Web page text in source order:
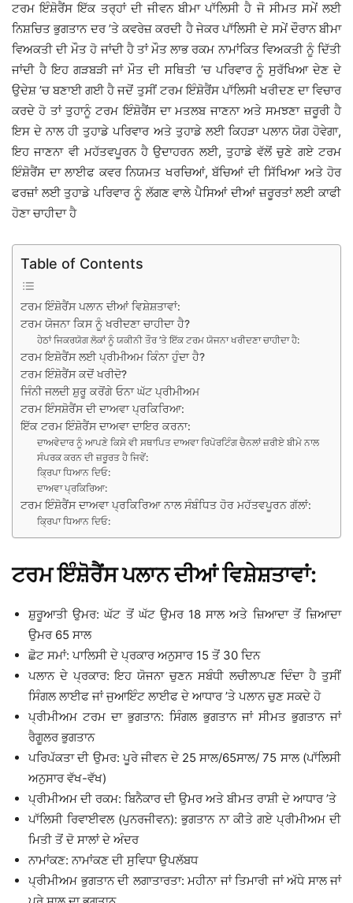
ਟਰਮ ਇੰਸ਼ੋਰੈਂਸ ਇੱਕ ਤਰ੍ਹਾਂ ਦੀ ਜੀਵਨ ਬੀਮਾ ਪਾੱਲਿਸੀ ਹੈ ਜੋ ਸੀਮਤ ਸਮੇਂ ਲਈ
ਨਿਸ਼ਚਿਤ ਭੁਗਤਾਨ ਦਰ ’ਤੇ ਕਵਰੇਜ਼ ਕਰਦੀ ਹੈ ਜੇਕਰ ਪਾੱਲਿਸੀ ਦੇ ਸਮੇਂ ਦੌਰਾਨ ਬੀਮਾ
ਵਿਅਕਤੀ ਦੀ ਮੌਤ ਹੋ ਜਾਂਦੀ ਹੈ ਤਾਂ ਮੌਤ ਲਾਭ ਰਕਮ ਨਾਮਾਂਕਿਤ ਵਿਅਕਤੀ ਨੂੰ ਦਿੱਤੀ
ਜਾਂਦੀ ਹੈ ਇਹ ਗੜਬੜੀ ਜਾਂ ਮੌਤ ਦੀ ਸਥਿਤੀ ’ਚ ਪਰਿਵਾਰ ਨੂੰ ਸੁਰੱਖਿਆ ਦੇਣ ਦੇ
ਉਦੇਸ਼ ’ਚ ਬਣਾਈ ਗਈ ਹੈ ਜਦੋਂ ਤੁਸੀਂ ਟਰਮ ਇੰਸ਼ੋਰੈਂਸ ਪਾੱਲਿਸੀ ਖਰੀਦਣ ਦਾ ਵਿਚਾਰ
ਕਰਦੇ ਹੋ ਤਾਂ ਤੁਹਾਨੂੰ ਟਰਮ ਇੰਸ਼ੋਰੈਂਸ ਦਾ ਮਤਲਬ ਜਾਣਨਾ ਅਤੇ ਸਮਝਣਾ ਜ਼ਰੂਰੀ ਹੈ
ਇਸ ਦੇ ਨਾਲ ਹੀ ਤੁਹਾਡੇ ਪਰਿਵਾਰ ਅਤੇ ਤੁਹਾਡੇ ਲਈ ਕਿਹੜਾ ਪਲਾਨ ਯੋਗ ਹੋਵੇਗਾ,
ਇਹ ਜਾਣਨਾ ਵੀ ਮਹੱਤਵਪੂਰਨ ਹੈ ਉਦਾਹਰਨ ਲਈ, ਤੁਹਾਡੇ ਵੱਲੋਂ ਚੁਣੇ ਗਏ ਟਰਮ
ਇੰਸ਼ੋਰੈਂਸ ਦਾ ਲਾਈਫ ਕਵਰ ਨਿਯਮਤ ਖਰਚਿਆਂ, ਬੱਚਿਆਂ ਦੀ ਸਿੱਖਿਆ ਅਤੇ ਹੋਰ
ਫਰਜ਼ਾਂ ਲਈ ਤੁਹਾਡੇ ਪਰਿਵਾਰ ਨੂੰ ਲੱਗਣ ਵਾਲੇ ਪੈਸਿਆਂ ਦੀਆਂ ਜ਼ਰੂਰਤਾਂ ਲਈ ਕਾਫੀ
ਹੋਣਾ ਚਾਹੀਦਾ ਹੈ
Table of Contents
ਟਰਮ ਇੰਸ਼ੋਰੈਂਸ ਪਲਾਨ ਦੀਆਂ ਵਿਸ਼ੇਸ਼ਤਾਵਾਂ:
ਟਰਮ ਯੋਜਨਾ ਕਿਸ ਨੂੰ ਖਰੀਦਣਾ ਚਾਹੀਦਾ ਹੈ?
ਹੇਠਾਂ ਜਿਕਰਯੋਗ ਲੋਕਾਂ ਨੂੰ ਯਕੀਨੀ ਤੌਰ ’ਤੇ ਇੱਕ ਟਰਮ ਯੋਜਨਾ ਖਰੀਦਣਾ ਚਾਹੀਦਾ ਹੈ:
ਟਰਮ ਇਸ਼ੋਰੈਂਸ ਲਈ ਪ੍ਰੀਮੀਅਮ ਕਿੰਨਾ ਹੁੰਦਾ ਹੈ?
ਟਰਮ ਇੰਸ਼ੋਰੈਂਸ ਕਦੋਂ ਖਰੀਦੋ?
ਜਿੰਨੀ ਜਲਦੀ ਸ਼ੁਰੂ ਕਰੋਂਗੇ ਓਨਾ ਘੱਟ ਪ੍ਰੀਮੀਅਮ
ਟਰਮ ਇੰਸਸ਼ੋਰੈਂਸ ਦੀ ਦਾਅਵਾ ਪ੍ਰਕਿਰਿਆ:
ਇੱਕ ਟਰਮ ਇੰਸ਼ੋਰੈਂਸ ਦਾਅਵਾ ਦਾਇਰ ਕਰਨਾ:
ਦਾਅਵੇਦਾਰ ਨੂੰ ਆਪਣੇ ਕਿਸੇ ਵੀ ਸਥਾਪਿਤ ਦਾਅਵਾ ਰਿਪੋਰਟਿੰਗ ਚੈਨਲਾਂ ਜ਼ਰੀਏ ਬੀਮੇ ਨਾਲ
ਸੰਪਰਕ ਕਰਨ ਦੀ ਜ਼ਰੂਰਤ ਹੈ ਜਿਵੇਂ:
ਕ੍ਰਿਪਾ ਧਿਆਨ ਦਿਓ:
ਦਾਅਵਾ ਪ੍ਰਕਿਰਿਆ:
ਟਰਮ ਇੰਸ਼ੋਰੈਂਸ ਦਾਅਵਾ ਪ੍ਰਕਿਰਿਆ ਨਾਲ ਸੰਬੰਧਿਤ ਹੋਰ ਮਹੱਤਵਪੂਰਨ ਗੱਲਾਂ:
ਕ੍ਰਿਪਾ ਧਿਆਨ ਦਿਓ:
ਟਰਮ ਇੰਸ਼ੋਰੈਂਸ ਪਲਾਨ ਦੀਆਂ ਵਿਸ਼ੇਸ਼ਤਾਵਾਂ:
ਸ਼ੁਰੂਆਤੀ ਉਮਰ: ਘੱਟ ਤੋਂ ਘੱਟ ਉਮਰ 18 ਸਾਲ ਅਤੇ ਜ਼ਿਆਦਾ ਤੋਂ ਜ਼ਿਆਦਾ
ਉਮਰ 65 ਸਾਲ
ਛੋਟ ਸਮਾਂ: ਪਾਲਿਸੀ ਦੇ ਪ੍ਰਕਾਰ ਅਨੁਸਾਰ 15 ਤੋਂ 30 ਦਿਨ
ਪਲਾਨ ਦੇ ਪ੍ਰਕਾਰ: ਇਹ ਯੋਜਨਾ ਚੁਣਨ ਸਬੰਧੀ ਲਚੀਲਾਪਣ ਦਿੰਦਾ ਹੈ ਤੁਸੀਂ
ਸਿੰਗਲ ਲਾਈਫ ਜਾਂ ਜੁਆਇੰਟ ਲਾਈਫ ਦੇ ਆਧਾਰ ’ਤੇ ਪਲਾਨ ਚੁਣ ਸਕਦੇ ਹੋ
ਪ੍ਰੀਮੀਅਮ ਟਰਮ ਦਾ ਭੁਗਤਾਨ: ਸਿੰਗਲ ਭੁਗਤਾਨ ਜਾਂ ਸੀਮਤ ਭੁਗਤਾਨ ਜਾਂ
ਰੈਗੂਲਰ ਭੁਗਤਾਨ
ਪਰਿਪੱਕਤਾ ਦੀ ਉਮਰ: ਪੂਰੇ ਜੀਵਨ ਦੇ 25 ਸਾਲ/65ਸਾਲ/ 75 ਸਾਲ (ਪਾੱਲਿਸੀ
ਅਨੁਸਾਰ ਵੱਖ-ਵੱਖ)
ਪ੍ਰੀਮੀਅਮ ਦੀ ਰਕਮ: ਬਿਨੈਕਾਰ ਦੀ ਉਮਰ ਅਤੇ ਬੀਮਤ ਰਾਸ਼ੀ ਦੇ ਆਧਾਰ ’ਤੇ
ਪਾੱਲਿਸੀ ਰਿਵਾਈਵਲ (ਪੁਨਰਜੀਵਨ): ਭੁਗਤਾਨ ਨਾ ਕੀਤੇ ਗਏ ਪ੍ਰੀਮੀਅਮ ਦੀ
ਮਿਤੀ ਤੋਂ ਦੋ ਸਾਲਾਂ ਦੇ ਅੰਦਰ
ਨਾਮਾਂਕਣ: ਨਾਮਾਂਕਣ ਦੀ ਸੁਵਿਧਾ ਉਪਲੱਬਧ
ਪ੍ਰੀਮੀਅਮ ਭੁਗਤਾਨ ਦੀ ਲਗਾਤਾਰਤਾ: ਮਹੀਨਾ ਜਾਂ ਤਿਮਾਰੀ ਜਾਂ ਅੱਧੇ ਸਾਲ ਜਾਂ